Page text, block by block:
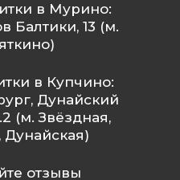
в Мурино:
Балтики, 13 (м.
в Купчино:
Дунайский
(м. Звёздная,
Дунайская)